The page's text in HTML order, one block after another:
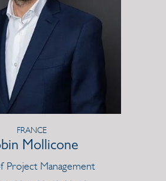
FRANCE
Mollicone
Project Management